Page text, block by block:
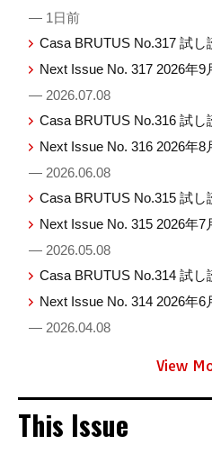
— 1日前
Casa BRUTUS No.317 試し
Next Issue No. 317 2026年9
— 2026.07.08
Casa BRUTUS No.316 試し
Next Issue No. 316 2026年8
— 2026.06.08
Casa BRUTUS No.315 試し
Next Issue No. 315 2026年7
— 2026.05.08
Casa BRUTUS No.314 試し
Next Issue No. 314 2026年6
— 2026.04.08
View
This Issue